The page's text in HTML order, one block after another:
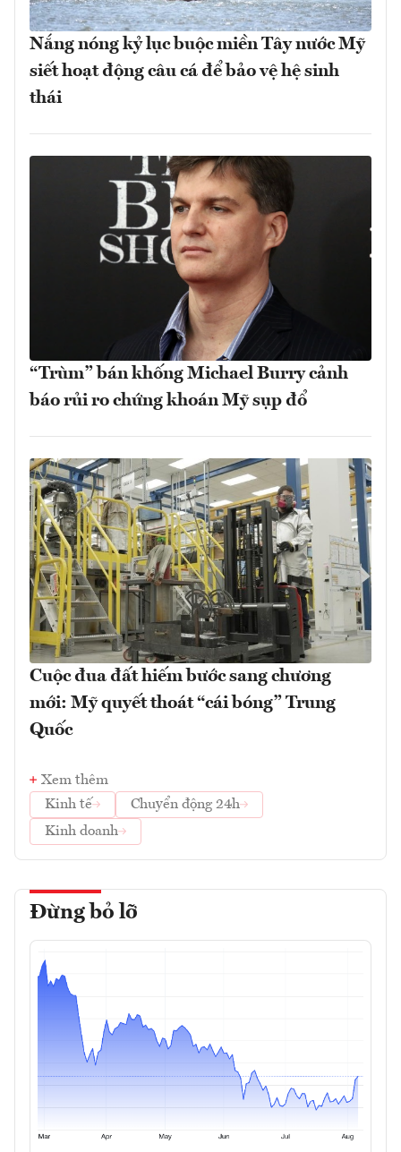
Nắng nóng kỷ lục buộc miền Tây nước Mỹ
siết hoạt động câu cá để bảo vệ hệ sinh
thái
“Trùm” bán khống Michael Burry cảnh
báo rủi ro chứng khoán Mỹ sụp đổ
Cuộc đua đất hiếm bước sang chương
mới: Mỹ quyết thoát “cái bóng” Trung
Quốc
Xem thêm
Kinh tế
Chuyển động 24h
Kinh doanh
Đừng bỏ lỡ